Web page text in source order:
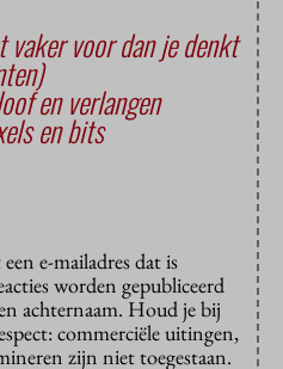
vaker voor dan je denkt
en verlangen
en bits
e-mailadres dat is
worden gepubliceerd
achternaam. Houd je bij
commerciële uitingen,
zijn niet toegestaan.